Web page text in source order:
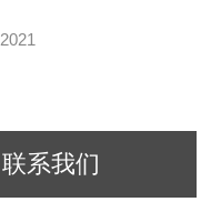
2021
联系我们